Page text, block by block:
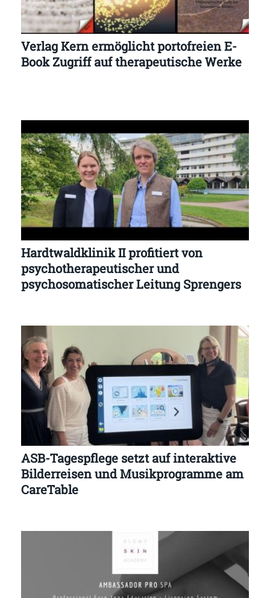
Verlag Kern ermöglicht portofreien E-
Book Zugriff auf therapeutische Werke
Hardtwaldklinik II profitiert von
psychotherapeutischer und
psychosomatischer Leitung Sprengers
ASB-Tagespflege setzt auf interaktive
Bilderreisen und Musikprogramme am
CareTable